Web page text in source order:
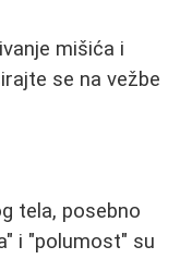
mišića i
se na vežbe
tela, posebno
i "polumost" su